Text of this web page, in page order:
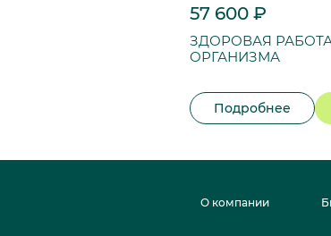
57 600 ₽
ЗДОРОВАЯ
ОРГАНИЗМА
Подробнее
О компании